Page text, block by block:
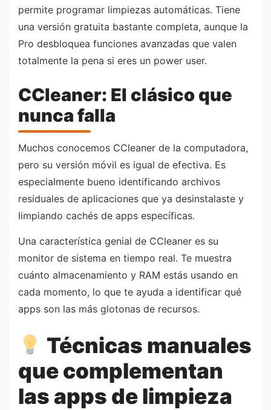
permite programar limpiezas automáticas. Tiene
una versión gratuita bastante completa, aunque la
Pro desbloquea funciones avanzadas que valen
totalmente la pena si eres un power user.
CCleaner: El clásico que
nunca falla
Muchos conocemos CCleaner de la computadora,
pero su versión móvil es igual de efectiva. Es
especialmente bueno identificando archivos
residuales de aplicaciones que ya desinstalaste y
limpiando cachés de apps específicas.
Una característica genial de CCleaner es su
monitor de sistema en tiempo real. Te muestra
cuánto almacenamiento y RAM estás usando en
cada momento, lo que te ayuda a identificar qué
apps son las más glotonas de recursos.
Técnicas manuales
que complementan
las apps de limpieza